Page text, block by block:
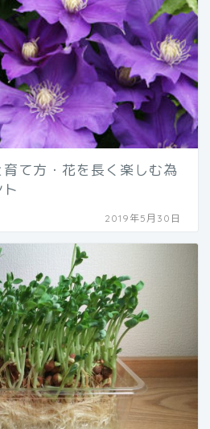
て方・花を長く楽しむ為
2019年5月30日